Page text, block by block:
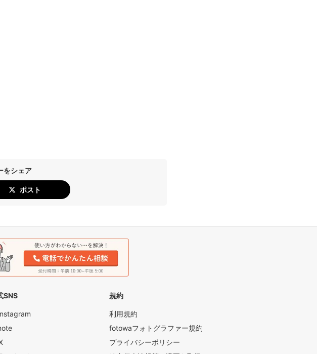
コピペしていただき、ご入力をお願いいたしま
をシェア
ポスト
SNS 規約
利用規約
fotowaフォトグラファー規約
プライバシーポリシー